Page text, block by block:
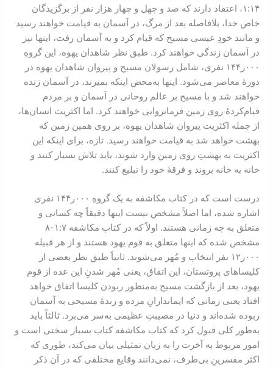
۱۴:‏۱، اعتقاد دارند که صد و چهل و چهار هزار نفر از برگزیدگان
خاص خدا، بلافاصله بعد از مرگ، در آسمان به قیامت خواهند رسید
و مانند خودِ عیسی مسیح که قیام کرد و به آسمان رفت، اینها نیز
در آسمان زندگی خواهند کرد. طبق نظر شاهدان یهوه، این گروهِ
۰۰۰ر۱۴۴ نفری، شامل رسولان مسیح و پیروان شاهدان یهوه در
دورۀ معاصر می‌شود. اینها به‌محض اینکه بمیرند، در آسمان زنده
خواهند شد و با مسیح بر عالم روحانی در آسمان و بر مردم
قیام‌کردۀ روی زمین فرمانروایی خواهند کرد. اما اکثریت انسان‌ها،
از جمله اکثریت پیروان شاهدان یهوه، بر روی همین زمین که
بهشت خواهد شد به قیامت خواهند رسید. تازه، برای اینکه این
اکثریت به بهشتِ روی زمین وارد شوند، باید تلاش بسیار کنند و
خانه به خانه بروند و فرقۀ خود را تبلیغ کنند.
درست است که در کتاب مکاشفه به یک گروهِ ۰۰۰ر۱۴۴ نفری
اشاره شده، اما اصلاً مشخص نیست اینها دقیقاً چه کسانی و
متعلق به چه زمانی هستند. اولاً که در کتاب مکاشفه ۷:‏۱-‏۸
مشخص شده که اینها متعلق به قوم یهود هستند و از هر قبیله
۰۰۰ر۱۲ نفر انتخاب و مُهر می‌شوند. ثانیاً طبق نظر بعضی از
کلیساهای پروتستان، این اتفاق، یعنی مُهر شدنِ این عده از قوم
یهود، بعد از بازگشت مسیح به‌منظور ربودن کليسا اتفاق خواهد
افتاد یعنی زمانی که ایماندارانِ مرده و زندۀ مسيحی به آسمان
ربوده شده‌اند و دنیا در مصیبتِ عظیمی به‌سر می‌برد. ثالثاً باید
به‌طور کلی قبول کرد که کتاب مکاشفه کتاب بسیار سختی‌ است و
امور مربوط به آخرت را به زبان تمثیلی بیان می‌کند، طوری که
اکثر مفسرینِ بی‌طرف، نمی‌دانند وقایع مختلفی که در آن ذکر